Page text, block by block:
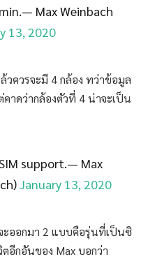
Max Weinbach
13, 2020
ควรจะมี 4 กล้อง ทว่าข้อมูล
าดว่ากล้องตัวที่ 4 น่าจะเป็น
support.— Max
January 13, 2020
ะออกมา 2 แบบคือรุ่นที่เป็นซิ
อีกอันของ Max บอกว่า